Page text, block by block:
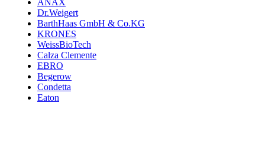
ANAX
Dr.Weigert
BarthHaas GmbH & Co.KG
KRONES
WeissBioTech
Calza Clemente
EBRO
Begerow
Condetta
Eaton